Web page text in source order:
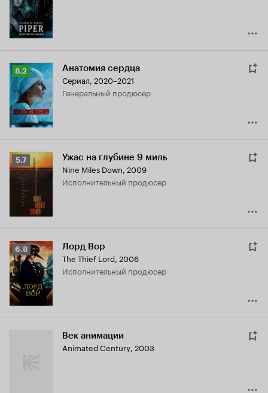
5.3
Рейтинг
Кинопоиска
8.2
8.2 Анатомия сердца
Сериал, 2020–2021
генеральный продюсер
Рейтинг
Кинопоиска
5.7
5.7 Ужас на глубине 9 миль
Nine Miles Down, 2009
исполнительный продюсер
Рейтинг
Кинопоиска
6.8
6.8 Лорд Вор
The Thief Lord, 2006
исполнительный продюсер
Век анимации
Animated Century, 2003